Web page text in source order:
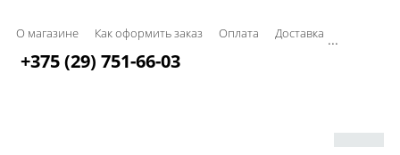
О магазине Как оформить заказ Оплата Доставка ...
+375 (29) 751-66-03